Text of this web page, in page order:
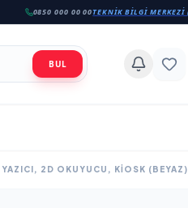
0850 000 00 00TEKNIK BILGI
BUL
2D OKUYUCU, KİOSK (BEYAZ)